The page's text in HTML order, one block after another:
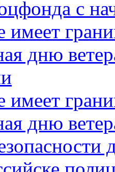
с
имеет
дню
имеет
дню